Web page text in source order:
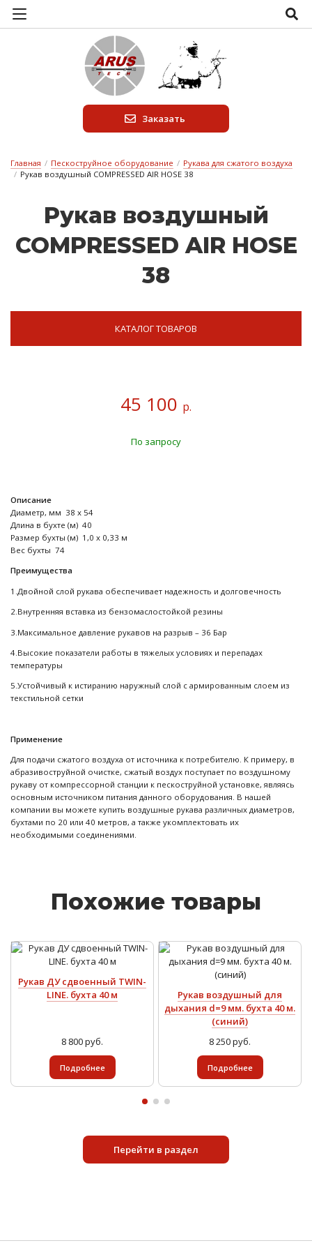
Заказать
Главная / Пескоструйное оборудование / Рукава для сжатого воздуха
/ Рукав воздушный COMPRESSED AIR HOSE 38
Ру­кав воз­душный
COMPRESSED AIR HOSE
38
КАТАЛОГ ТОВАРОВ
45 100 р.
По запросу
Описание
Диаметр, мм 38 x 54
Длина в бухте (м) 40
Размер бухты (м) 1,0 x 0,33 м
Вес бухты 74
Преимущества
1.Двойной слой рукава обеспечивает надежность и долговечность
2.Внутренняя вставка из бензомаслостойкой резины
3.Максимальное давление рукавов на разрыв – 36 Бар
4.Высокие показатели работы в тяжелых условиях и перепадах
температуры
5.Устойчивый к истиранию наружный слой с армированным слоем из
текстильной сетки
Применение
Для подачи сжатого воздуха от источника к потребителю. К примеру, в
абразивоструйной очистке, сжатый воздух поступает по воздушному
рукаву от компрессорной станции к пескоструйной установке, являясь
основным источником питания данного оборудования. В нашей
компании вы можете купить воздушные рукава различных диаметров,
бухтами по 20 или 40 метров, а также укомплектовать их
необходимыми соединениями.
Похожие товары
Рукав ДУ сдвоенный TWIN-
LINE. бухта 40 м
8 800 руб.
Подробнее
Рукав воздушный для
дыхания d=9 мм. бухта 40 м.
(синий)
8 250 руб.
Подробнее
Перейти в раздел